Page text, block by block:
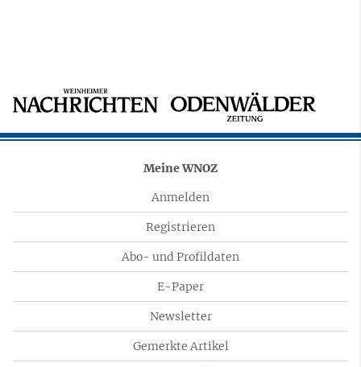
Meine WNOZ
Anmelden
Registrieren
Abo- und Profildaten
E-Paper
Newsletter
Gemerkte Artikel